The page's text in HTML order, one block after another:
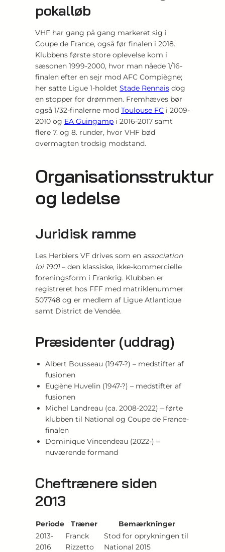
pokalløb
VHF har gang på gang markeret sig i
Coupe de France, også før finalen i 2018.
Klubbens første store oplevelse kom i
sæsonen 1999-2000, hvor man nåede 1/16-
finalen efter en sejr mod AFC Compiègne;
her satte Ligue 1-holdet Stade Rennais dog
en stopper for drømmen. Fremhæves bør
også 1/32-finalerne mod Toulouse FC i 2009-
2010 og EA Guingamp i 2016-2017 samt
flere 7. og 8. runder, hvor VHF bød
overmagten trodsig modstand.
Organisationsstruktur
og ledelse
Juridisk ramme
Les Herbiers VF drives som en association
loi 1901– den klassiske, ikke-kommercielle
foreningsform i Frankrig. Klubben er
registreret hos FFF med matriklenummer
507748 og er medlem af Ligue Atlantique
samt District de Vendée.
Præsidenter (uddrag)
Albert Bousseau (1947-?) – medstifter af
fusionen
Eugène Huvelin (1947-?) – medstifter af
fusionen
Michel Landreau (ca. 2008-2022) – førte
klubben til National og Coupe de France-
finalen
Dominique Vincendeau (2022-) –
nuværende formand
Cheftrænere siden
2013
Periode Træner
Bemærkninger
2013-
2016
Franck
Rizzetto
Stod for oprykningen til
National 2015